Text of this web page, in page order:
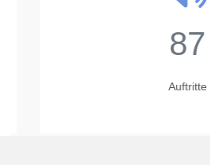
87
Auftritte